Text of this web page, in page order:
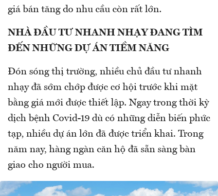
giá bán tăng do nhu cầu còn rất lớn.
NHÀ ĐẦU TƯ NHANH NHẠY ĐANG TÌM
ĐẾN NHỮNG DỰ ÁN TIỀM NĂNG
Đón sóng thị trường, nhiều chủ đầu tư nhanh
nhạy đã sớm chớp được cơ hội trước khi mặt
bằng giá mới được thiết lập. Ngay trong thời kỳ
dịch bệnh Covid-19 dù có những diễn biến phức
tạp, nhiều dự án lớn đã được triển khai. Trong
năm nay, hàng ngàn căn hộ đã sẵn sàng bàn
giao cho người mua.